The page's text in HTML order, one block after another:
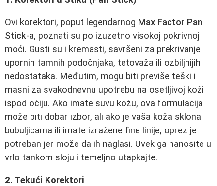
Ovi korektori, poput legendarnog Max Factor Pan
Stick-a, poznati su po izuzetno visokoj pokrivnoj
moći. Gusti su i kremasti, savršeni za prekrivanje
upornih tamnih podočnjaka, tetovaža ili ozbiljnijih
nedostataka. Međutim, mogu biti previše teški i
masni za svakodnevnu upotrebu na osetljivoj koži
ispod očiju. Ako imate suvu kožu, ova formulacija
može biti dobar izbor, ali ako je vaša koža sklona
bubuljicama ili imate izražene fine linije, oprez je
potreban jer može da ih naglasi. Uvek ga nanosite u
vrlo tankom sloju i temeljno utapkajte.
2. Tekući Korektori